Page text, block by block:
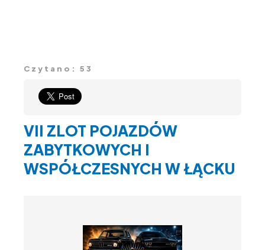
Czytano: 53
VII ZLOT POJAZDÓW
ZABYTKOWYCH I
WSPÓŁCZESNYCH W ŁĄCKU